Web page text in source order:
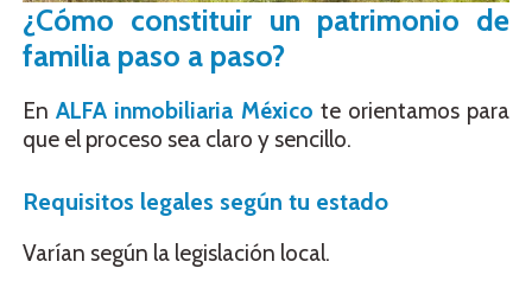
¿Cómo constituir un patrimonio de
familia paso a paso?
EnALFA inmobiliaria México te orientamos para
que el proceso sea claro y sencillo.
Requisitos legales según tu estado
Varían según la legislación local.